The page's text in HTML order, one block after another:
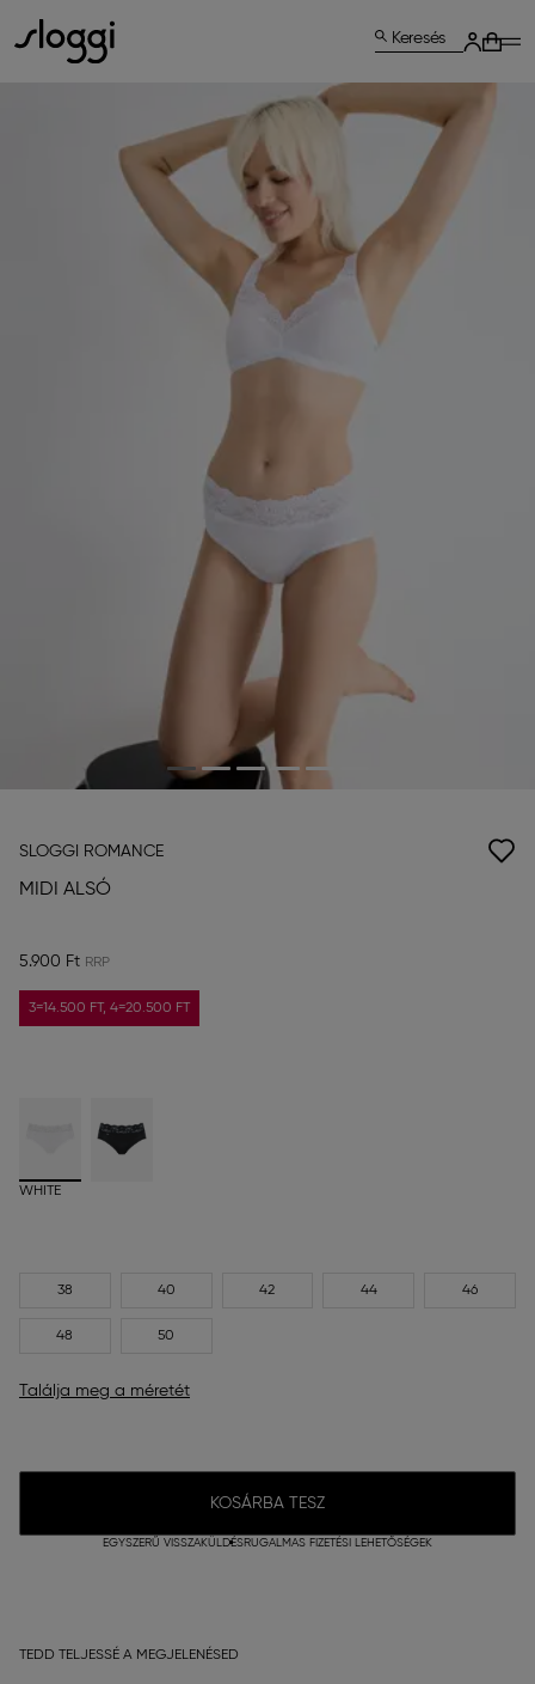
Keresés
SLOGGI ROMANCE
MIDI ALSÓ
5.900 Ft
3=14.500 FT, 4=20.500 FT
WHITE
38 40 42 44 46
48 50
Találja meg a méretét
KOSÁRBA TESZ
EGYSZERŰ VISSZAKÜLDÉSRUGALMAS FIZETÉSI LEHETŐSÉGEK
TEDD TELJESSÉ A MEGJELENÉSED